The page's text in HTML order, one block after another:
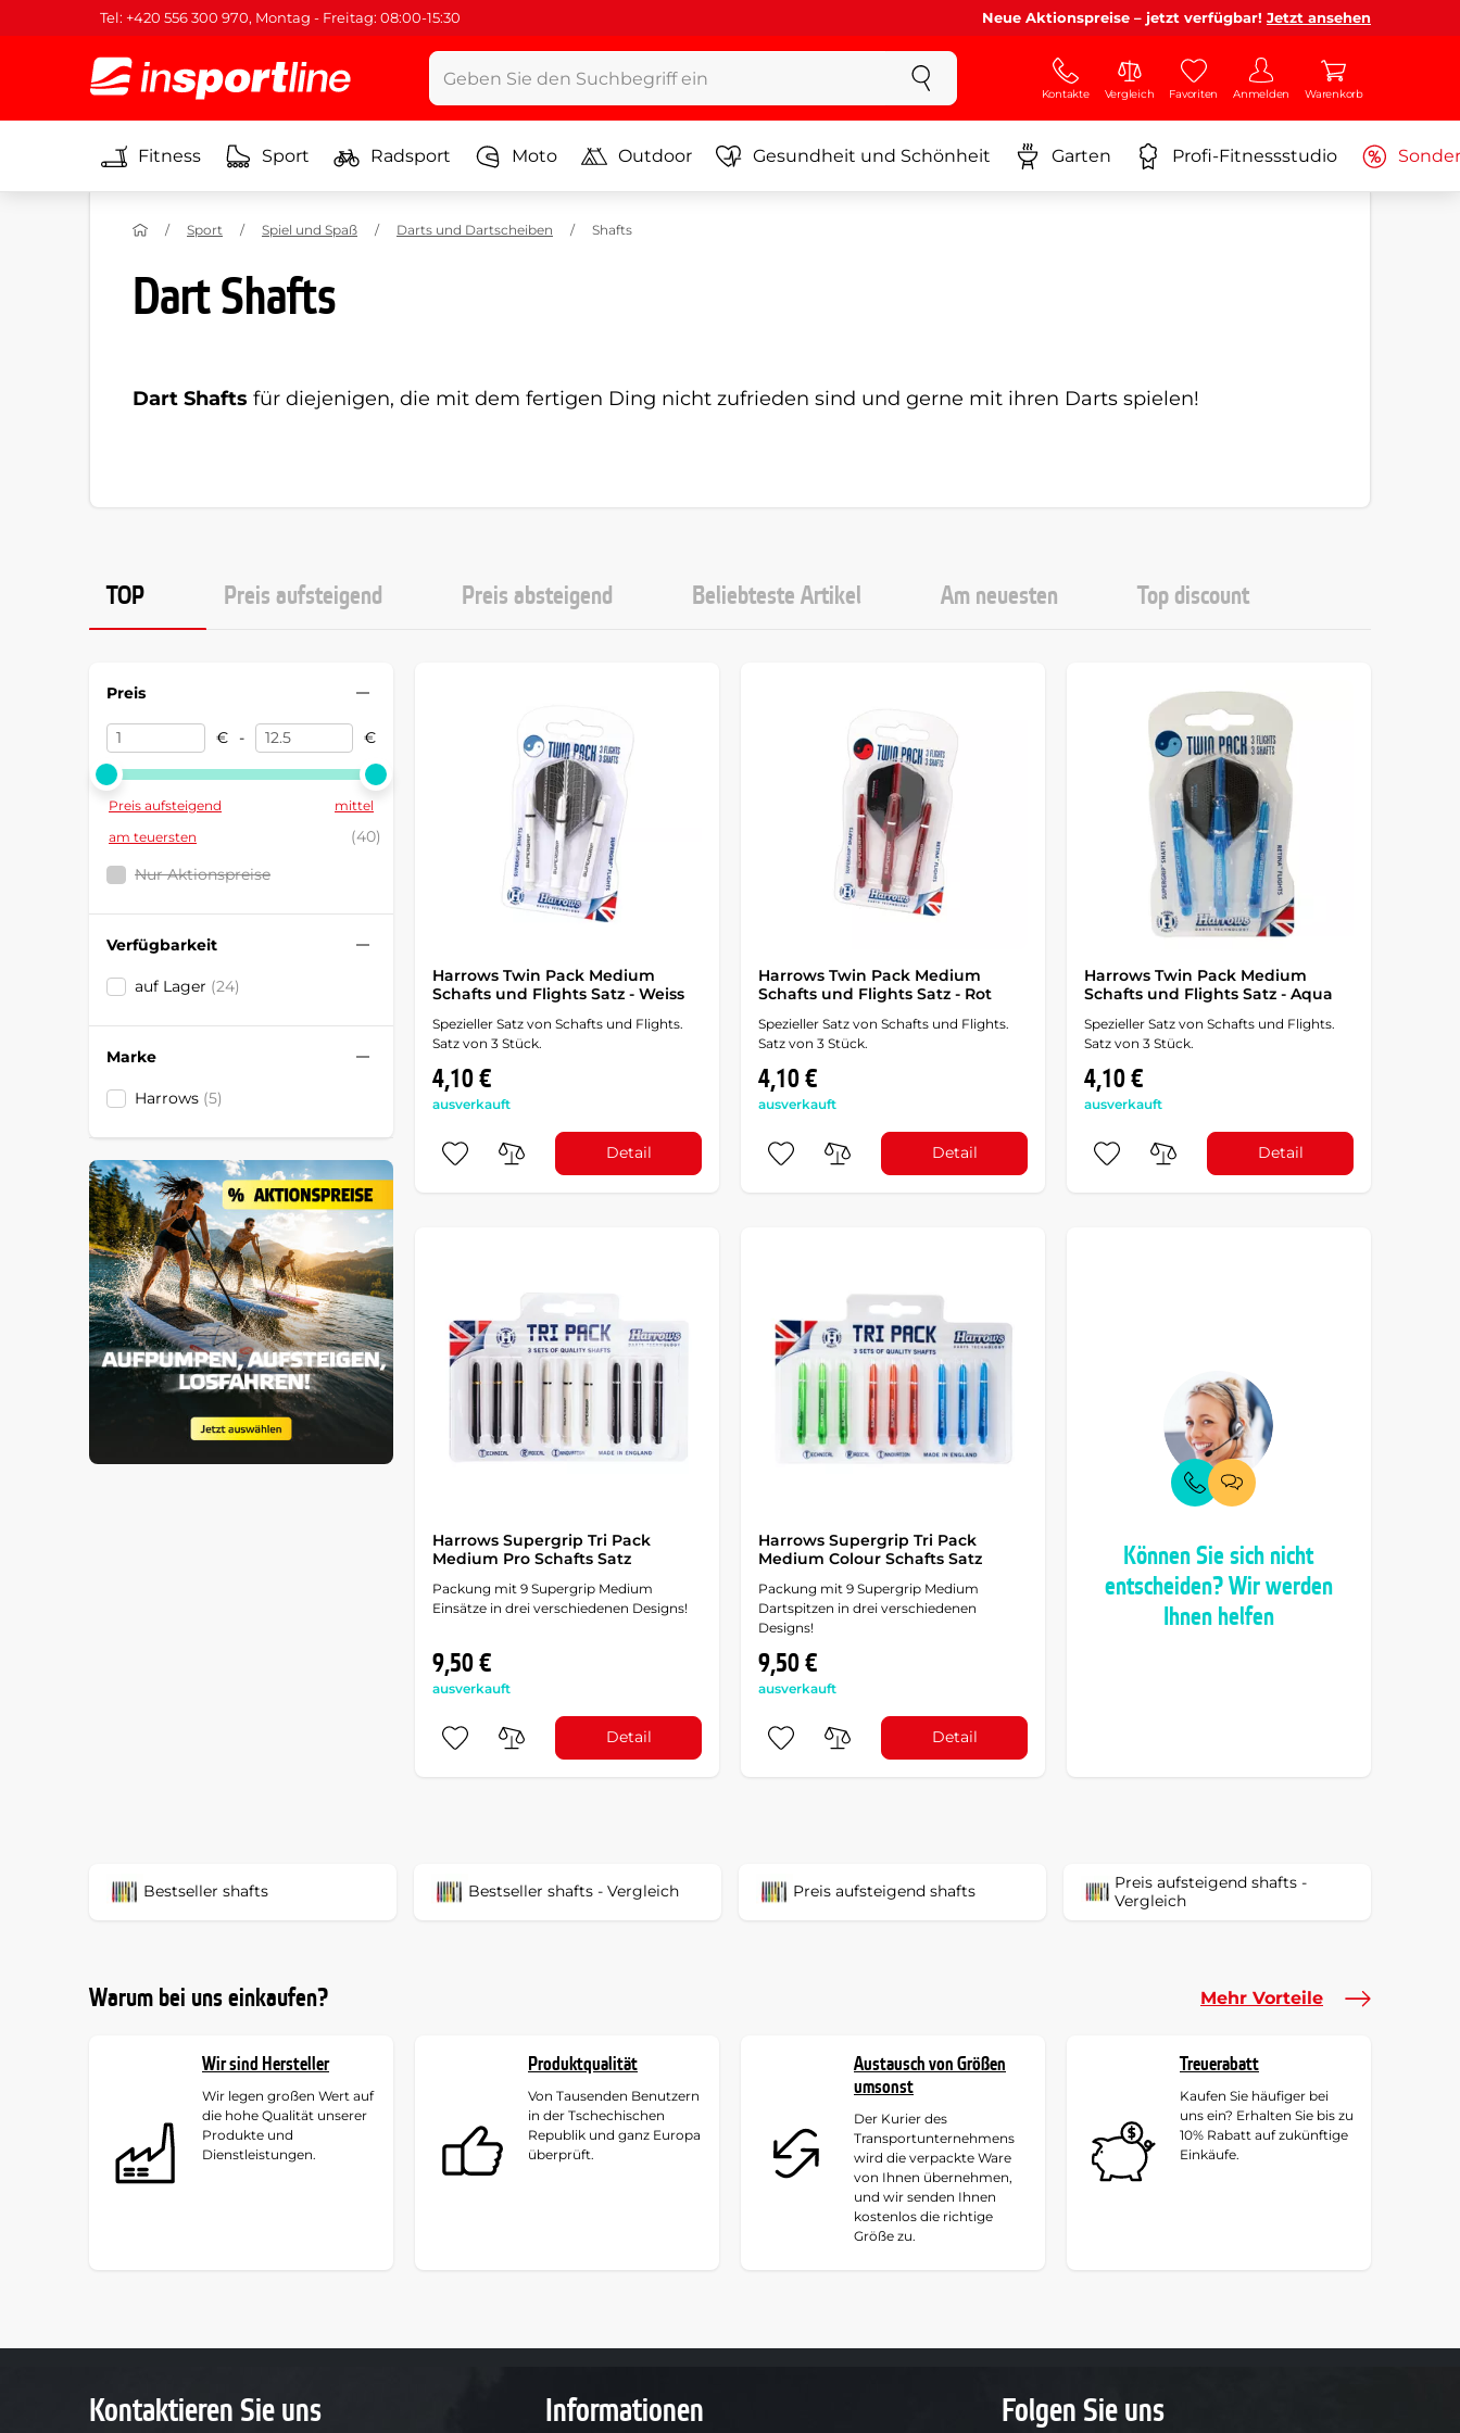
Tel: +420 556 300 970, Montag - Freitag: 08:00-15:30 Neue Aktionspreise – jetzt verfügbar! Jetzt ansehen
Kontakte Vergleich Favoriten Anmelden Warenkorb
Fitness Sport Radsport Moto Outdoor Gesundheit und Schönheit Garten Profi-Fitnessstudio
Dart Shafts
Dart Shafts für diejenigen, die mit dem fertigen Ding nicht zufrieden sind und gerne mit ihren Darts spielen!
Sport Spiel und Spaß Darts und Dartscheiben Shafts
TOP Preis aufsteigend Preis absteigend Beliebteste Artikel Am neuesten Top discount
Preis
€ - €
Preis aufsteigend
mittel
am teuersten
(40)
Nur Aktionspreise
Verfügbarkeit
auf Lager (24)
Marke
Harrows (5)
Harrows Twin Pack Medium
Schafts und Flights Satz - Weiss
Spezieller Satz von Schafts und Flights.
Satz von 3 Stück.
4,10 €
ausverkauft
Detail
Harrows Twin Pack Medium
Schafts und Flights Satz - Rot
Spezieller Satz von Schafts und Flights.
Satz von 3 Stück.
4,10 €
ausverkauft
Detail
Harrows Twin Pack Medium
Schafts und Flights Satz - Aqua
Spezieller Satz von Schafts und Flights.
Satz von 3 Stück.
4,10 €
ausverkauft
Detail
Harrows Supergrip Tri Pack
Medium Pro Schafts Satz
Packung mit 9 Supergrip Medium
Einsätze in drei verschiedenen Designs!
9,50 €
ausverkauft
Detail
Harrows Supergrip Tri Pack
Medium Colour Schafts Satz
Packung mit 9 Supergrip Medium
Dartspitzen in drei verschiedenen
Designs!
9,50 €
ausverkauft
Detail
Können Sie sich nicht
entscheiden? Wir werden
Ihnen helfen
Bestseller shafts Bestseller shafts - Vergleich Preis aufsteigend shafts
Preis aufsteigend shafts -
Vergleich
Warum bei uns einkaufen? Mehr Vorteile
Wir sind Hersteller
Wir legen großen Wert auf
die hohe Qualität unserer
Produkte und
Dienstleistungen.
Produktqualität
Von Tausenden Benutzern
in der Tschechischen
Republik und ganz Europa
überprüft.
Austausch von Größen
umsonst
Der Kurier des
Transportunternehmens
wird die verpackte Ware
von Ihnen übernehmen,
und wir senden Ihnen
kostenlos die richtige
Größe zu.
Treuerabatt
Kaufen Sie häufiger bei
uns ein? Erhalten Sie bis zu
10% Rabatt auf zukünftige
Einkäufe.
Kontaktieren Sie uns Informationen Folgen Sie uns